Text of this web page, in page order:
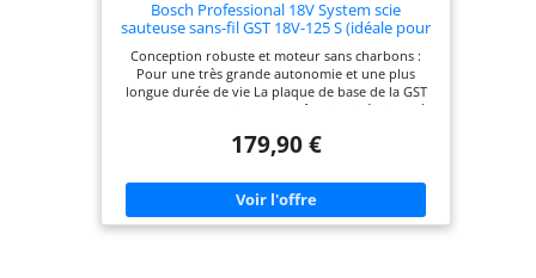
Bosch Professional 18V System scie
sauteuse sans-fil GST 18V-125 S (idéale pour
lame de scie sauteuse, set d’aspiration)
Conception robuste et moteur sans charbons :
Pour une très grande autonomie et une plus
longue durée de vie La plaque de base de la GST
18V-125 S Professional peut être inclinée jusqu’à
simplicité : Focus sur les fonctions essentielles
mouvement pendulaire à 4 positions, soufflerie,
présélection de vitesse. AMPShare : Les batteries
et chargeurs sont entièrement compatibles avec le
Professional 18V System Bosch et avec de
179,90 €